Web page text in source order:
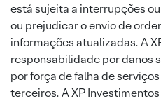
está sujeita a interrupções
ou prejudicar o envio de
informações atualizadas. A
responsabilidade por danos
por força de falha de
terceiros. A XP